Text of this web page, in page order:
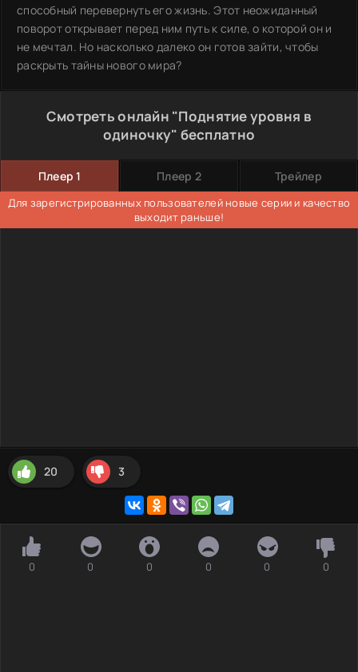
способный перевернуть его жизнь. Этот неожиданный
поворот открывает перед ним путь к силе, о которой он и
не мечтал. Но насколько далеко он готов зайти, чтобы
раскрыть тайны нового мира?
Смотреть онлайн "Поднятие уровня в
одиночку" бесплатно
Плеер 1 Плеер 2 Трейлер
Для зарегистрированных пользователей новые серии и качество
выходит раньше!
20 3
0 0 0 0 0 0